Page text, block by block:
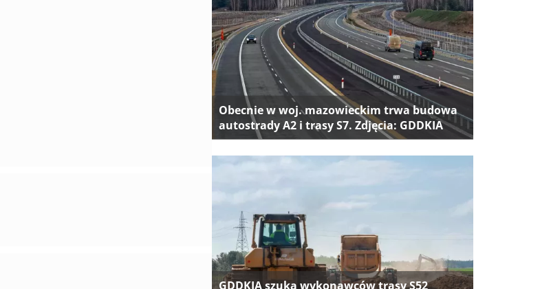
Obecnie w woj. mazowieckim trwa budowa
autostrady A2 i trasy S7. Zdjęcia: GDDKIA
GDDKIA szuka wykonawców trasy S52